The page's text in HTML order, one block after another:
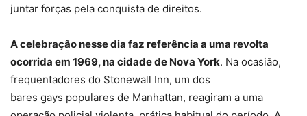
juntar forças pela conquista de direitos.
A celebração nesse dia faz referência a uma revolta
ocorrida em 1969, na cidade de Nova York. Na ocasião,
frequentadores do Stonewall Inn, um dos
bares gays populares de Manhattan, reagiram a uma